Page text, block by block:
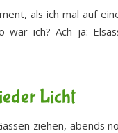
als ich mal auf
ich? Ach ja:
Licht
ziehen, abends